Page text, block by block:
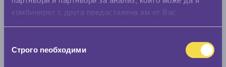
комбинират с друга предоставена им от Вас
наСтрого nеобходими
Летни гуми POINT S SUMMER S 205/55 R16